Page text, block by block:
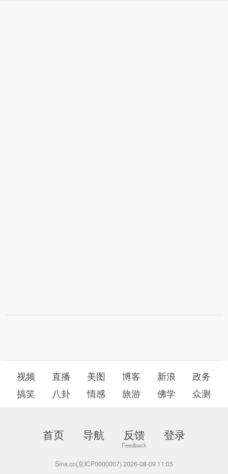
视频 直播 美图 博客 新浪
政务
搞笑
八卦 情感 旅游 佛学 众测
首页 导航 反馈 登录
Sina.cn(京ICP0000007) 2026-08-09 11:05